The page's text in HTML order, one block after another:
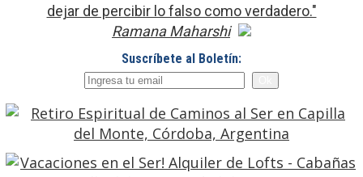
dejar de percibir lo falso como verdadero."
Ramana Maharshi
Suscríbete al Boletín: